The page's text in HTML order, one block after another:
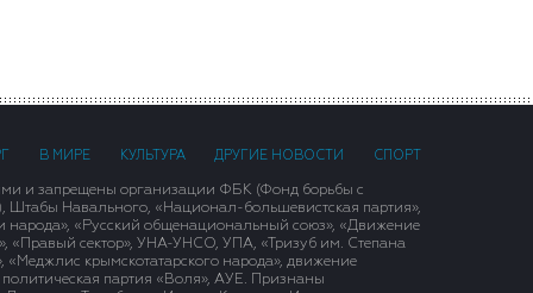
В МИРЕ КУЛЬТУРА ДРУГИЕ НОВОСТИ СПОРТ
и запрещены организации ФБК (Фонд борьбы с
Штабы Навального, «Национал-большевистская партия»,
народа», «Русский общенациональный союз», «Движение
«Правый сектор», УНА-УНСО, УПА, «Тризуб им. Степана
крымскотатарского народа», движение
политическая партия «Воля», АУЕ. Признаны